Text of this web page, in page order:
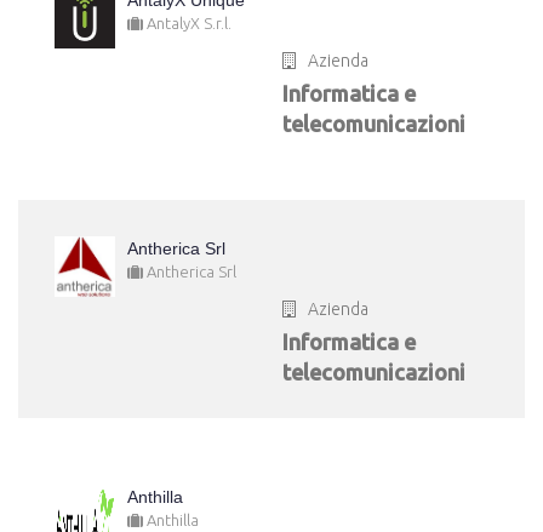
AntalyX S.r.l.
Azienda
Informatica e
telecomunicazioni
Antherica Srl
Antherica Srl
Azienda
Informatica e
telecomunicazioni
Anthilla
Anthilla